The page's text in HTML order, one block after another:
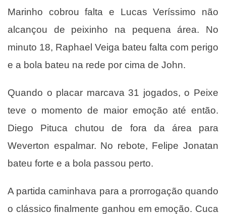
Marinho cobrou falta e Lucas Veríssimo não
alcançou de peixinho na pequena área. No
minuto 18, Raphael Veiga bateu falta com perigo
e a bola bateu na rede por cima de John.
Quando o placar marcava 31 jogados, o Peixe
teve o momento de maior emoção até então.
Diego Pituca chutou de fora da área para
Weverton espalmar. No rebote, Felipe Jonatan
bateu forte e a bola passou perto.
A partida caminhava para a prorrogação quando
o clássico finalmente ganhou em emoção. Cuca